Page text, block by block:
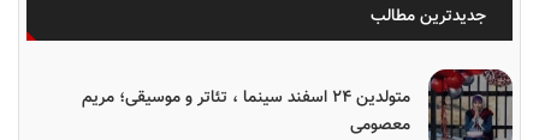
جدیدترین مطالب
متولدین ۲۴ اسفند سینما ، تئاتر و موسیقی؛ مریم
معصومی